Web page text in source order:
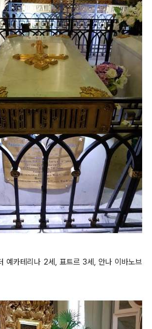
예카테리나 2세, 표트르 3세, 안나 이바노브